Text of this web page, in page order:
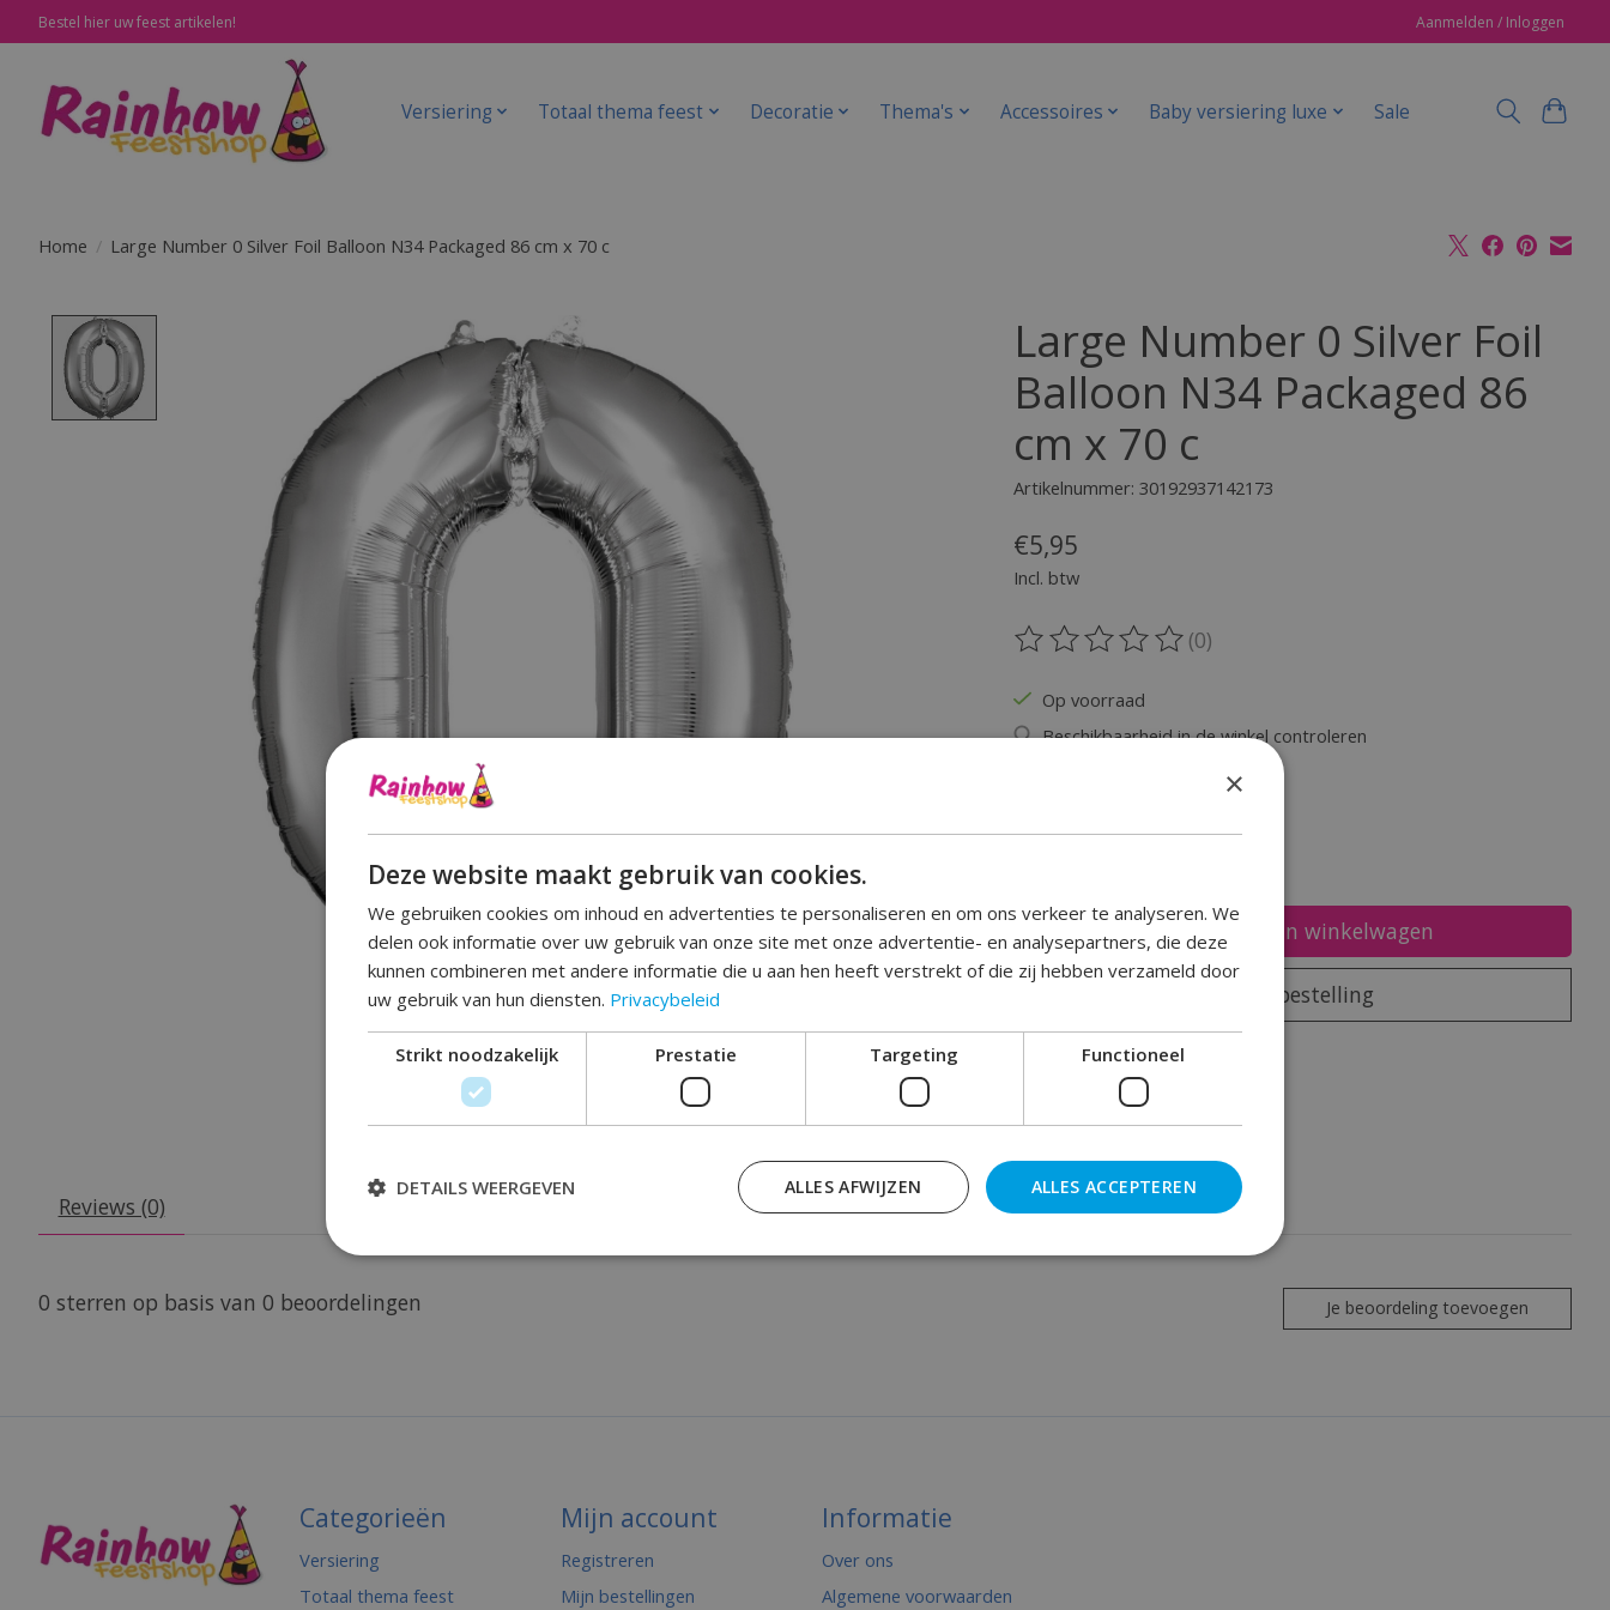
Bestel hier uw feest artikelen! Aanmelden / Inloggen
Versiering Totaal thema feest Decoratie Thema's Accessoires Baby versiering luxe Sale
Home / Large Number 0 Silver Foil Balloon N34 Packaged 86 cm x 70 c
Product image slideshow Items
Large Number 0 Silver Foil
Balloon N34 Packaged 86
cm x 70 c
Artikelnummer: 30192937142173
€5,95
Incl. btw
De beoordeling van dit product is
(0)
Op voorraad
Beschikbaarheid in de winkel controleren
Toevoegen aan winkelwagen
Plaats bestelling
Toevoegen om te vergelijken
Reviews (0)
0 sterren op basis van 0 beoordelingen Je beoordeling toevoegen
Categorieën
Versiering
Totaal thema feest
Mijn account
Registreren
Mijn bestellingen
Informatie
Over ons
Algemene voorwaarden
×
Deze website maakt gebruik van cookies.
We gebruiken cookies om inhoud en advertenties te personaliseren en om ons verkeer te analyseren. We
delen ook informatie over uw gebruik van onze site met onze advertentie- en analysepartners, die deze
kunnen combineren met andere informatie die u aan hen heeft verstrekt of die zij hebben verzameld door
uw gebruik van hun diensten. Privacybeleid
Strikt noodzakelijk Prestatie Targeting Functioneel
ALLES ACCEPTEREN
ALLES AFWIJZEN
DETAILS WEERGEVEN